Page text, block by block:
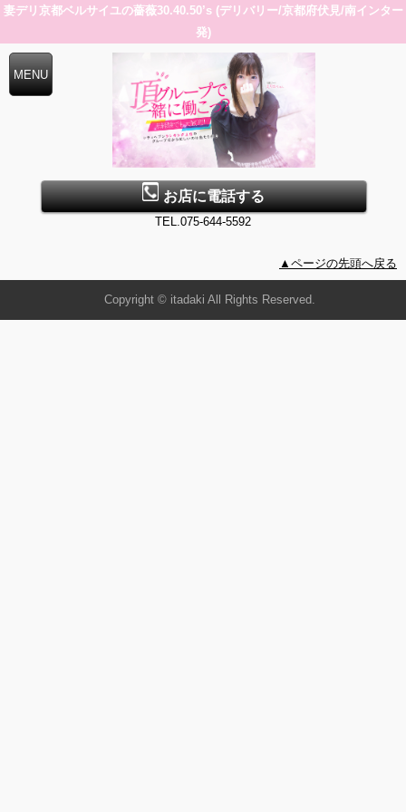
妻デリ京都ベルサイユの薔薇30.40.50’s (デリバリー/京都府伏見/南インター
発)
お店に電話する
TEL.075-644-5592
▲ページの先頭へ戻る
Copyright © itadaki All Rights Reserved.